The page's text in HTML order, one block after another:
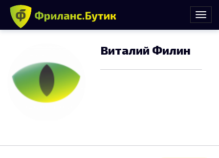
Виталий Филин